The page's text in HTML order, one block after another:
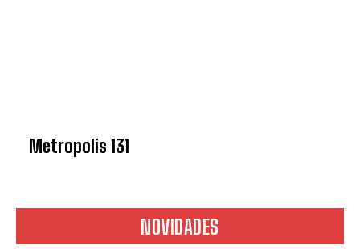
Metropolis 131
NOVIDADES